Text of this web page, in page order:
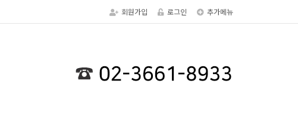
회원가입 로그인 추가메뉴